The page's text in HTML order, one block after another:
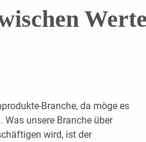
Branche, da möge es
Was unsere Branche über
wird, ist der